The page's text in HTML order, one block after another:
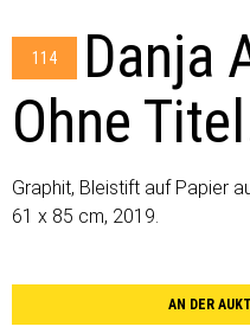
114
Danja
Ohne
Graphit, Bleistift auf Papier
61 х 85 cm, 2019.
AN DER